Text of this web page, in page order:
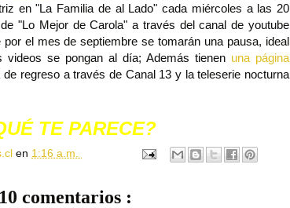
en "La Familia de al Lado" cada miércoles a las 20
"Lo Mejor de Carola" a través del canal de youtube
por el mes de septiembre se tomarán una pausa, ideal
videos se pongan al día; Además tienen una página
de regreso a través de Canal 13 y la teleserie nocturna
TE PARECE?
en 1:16 a.m.
10 comentarios :